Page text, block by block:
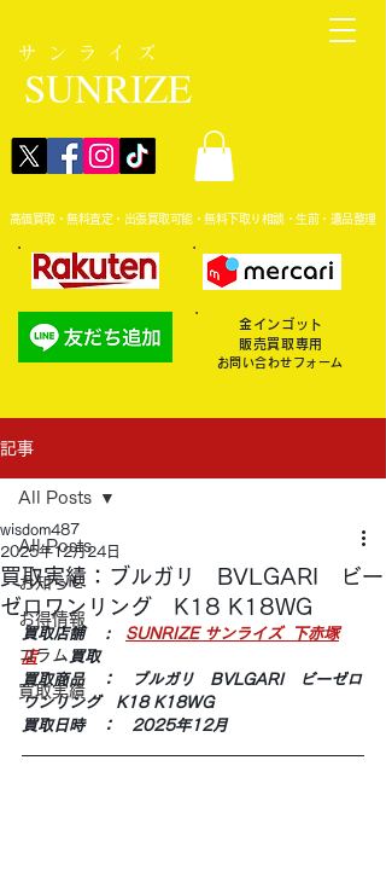
サンライズ
SUNRIZE
高価買取・無料査定・出張買取可能・無料下取り相談・生前・遺品整理
金インゴット
販売買取専用
お問い合わせフォーム
記事
All Posts
お知らせ
お得情報
コラム
買取実績
All Posts
買取実績：ブルガリ BVLGARI ビー
ゼロワンリング K18 K18WG
wisdom487
2025年12月24日
買取店舗 　: SUNRIZE サンライズ  下赤塚
店 買取
買取商品　：　ブルガリ　BVLGARI　ビーゼロ
ワンリング　K18 K18WG
買取日時　：　2025年12月